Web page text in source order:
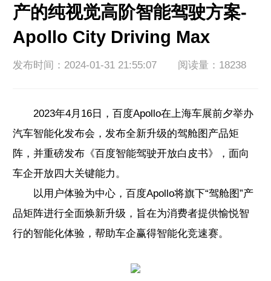
产的纯视觉高阶智能驾驶方案-
Apollo City Driving Max
发布时间：2024-01-31 21:55:07 阅读量：18238
2023年4月16日，百度Apollo在上海车展前夕举办
汽车智能化发布会，发布全新升级的驾舱图产品矩
阵，并重磅发布《百度智能驾驶开放白皮书》，面向
车企开放四大关键能力。
以用户体验为中心，百度Apollo将旗下“驾舱图”产
品矩阵进行全面焕新升级，旨在为消费者提供愉悦智
行的智能化体验，帮助车企赢得智能化竞速赛。